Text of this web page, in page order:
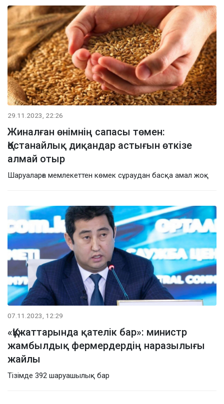
29.11.2023, 22:26
Жиналған өнімнің сапасы төмен:
Қостанайлық диқандар астығын өткізе
алмай отыр
Шаруаларға мемлекеттен көмек сұраудан басқа амал жоқ
07.11.2023, 12:29
«Құжаттарында қателік бар»: министр
жамбылдық фермердердің наразылығы
жайлы
Тізімде 392 шаруашылық бар